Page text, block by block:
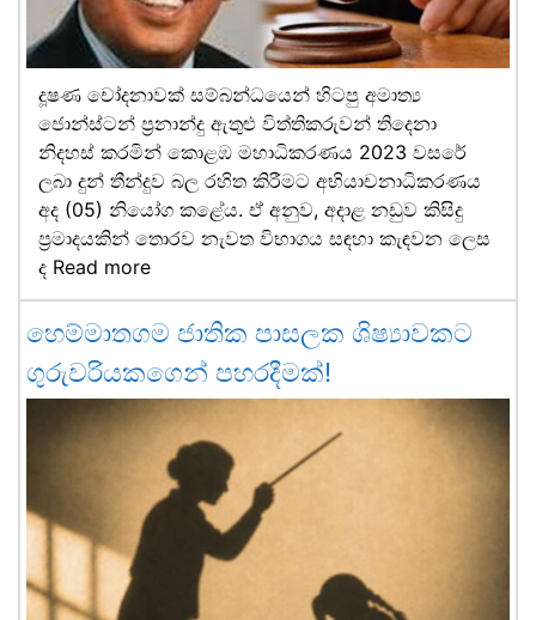
දූෂණ චෝදනාවක් සම්බන්ධයෙන් හිටපු අමාත්‍ය
ජොන්ස්ටන් ප්‍රනාන්දු ඇතුළු විත්තිකරුවන් තිදෙනා
නිදහස් කරමින් කොළඹ මහාධිකරණය 2023 වසරේ
ලබා දුන් තීන්දුව බල රහිත කිරීමට අභියාචනාධිකරණය
අද (05) නියෝග කළේය. ඒ අනුව, අදාළ නඩුව කිසිදු
ප්‍රමාදයකින් තොරව නැවත විභාගය සඳහා කැඳවන ලෙස
ද Read more
හෙම්මාතගම ජාතික පාසලක ශිෂ්‍යාවකට
ගුරුවරියකගෙන් පහරදීමක්!